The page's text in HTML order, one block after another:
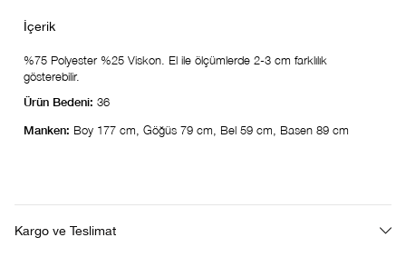
%75 Polyester %25 Viskon. El ile ölçümlerde 2-3 cm farklılık
gösterebilir.
Ürün Bedeni: 36
Manken: Boy 177 cm, Göğüs 79 cm, Bel 59 cm, Basen 89 cm
Kargo ve Teslimat